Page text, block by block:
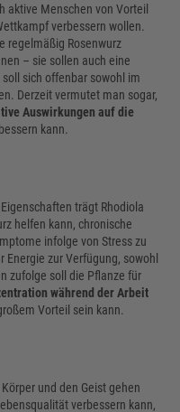
aktive Menschen von Vorteil
verbessern wollen.
regelmäßig Rosenwurz
– sie sollen auch eine
sich offenbar sowohl im
Derzeit vermutet man sogar,
Auswirkungen auf die
kann.
trägt Rhodiola
helfen kann, chronische
infolge von Stress zu
zur Verfügung, sowohl
zufolge soll die Pflanze für
während der Arbeit
Vorteil sein kann.
und den Geist gehen
verbessern kann,